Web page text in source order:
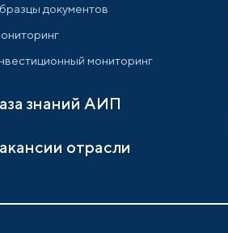
документов
мониторинг
знаний АИП
отрасли